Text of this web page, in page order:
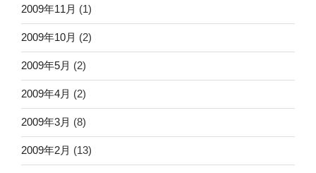
2009年11月 (1)
2009年10月 (2)
2009年5月 (2)
2009年4月 (2)
2009年3月 (8)
2009年2月 (13)